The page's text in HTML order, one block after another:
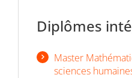
Diplômes
Master
sciences